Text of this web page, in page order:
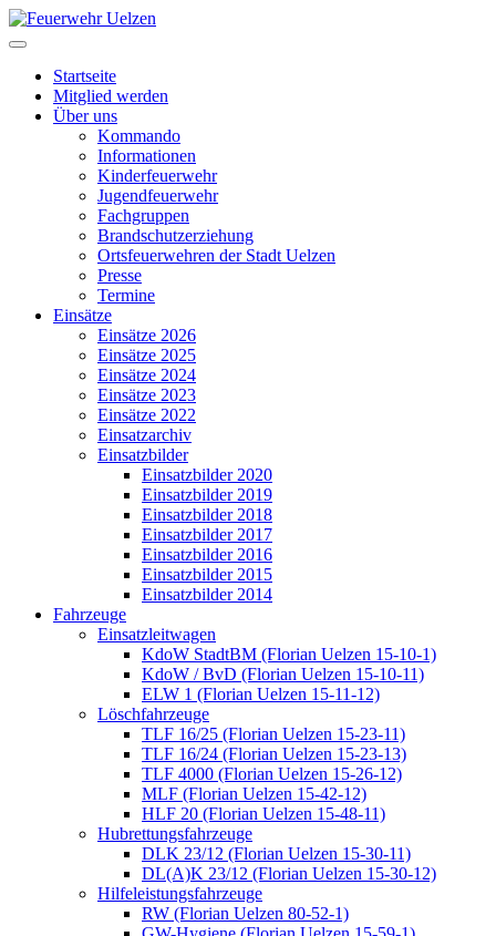
Startseite
Mitglied werden
Über uns
Kommando
Informationen
Kinderfeuerwehr
Jugendfeuerwehr
Fachgruppen
Brandschutzerziehung
Ortsfeuerwehren der Stadt Uelzen
Presse
Termine
Einsätze
Einsätze 2026
Einsätze 2025
Einsätze 2024
Einsätze 2023
Einsätze 2022
Einsatzarchiv
Einsatzbilder
Einsatzbilder 2020
Einsatzbilder 2019
Einsatzbilder 2018
Einsatzbilder 2017
Einsatzbilder 2016
Einsatzbilder 2015
Einsatzbilder 2014
Fahrzeuge
Einsatzleitwagen
KdoW StadtBM (Florian Uelzen 15-10-1)
KdoW / BvD (Florian Uelzen 15-10-11)
ELW 1 (Florian Uelzen 15-11-12)
Löschfahrzeuge
TLF 16/25 (Florian Uelzen 15-23-11)
TLF 16/24 (Florian Uelzen 15-23-13)
TLF 4000 (Florian Uelzen 15-26-12)
MLF (Florian Uelzen 15-42-12)
HLF 20 (Florian Uelzen 15-48-11)
Hubrettungsfahrzeuge
DLK 23/12 (Florian Uelzen 15-30-11)
DL(A)K 23/12 (Florian Uelzen 15-30-12)
Hilfeleistungsfahrzeuge
RW (Florian Uelzen 80-52-1)